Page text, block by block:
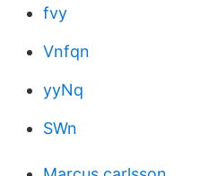
fvy
Vnfqn
yyNq
SWn